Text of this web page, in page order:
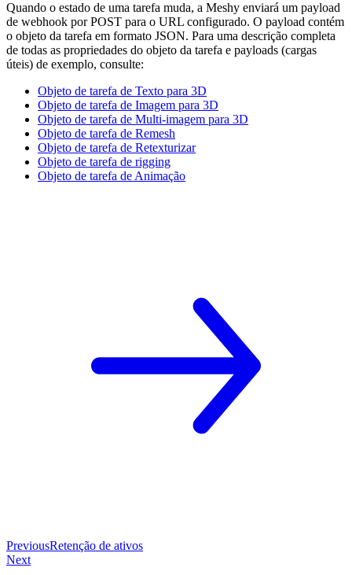
Quando o estado de uma tarefa muda, a Meshy enviará um payload
de webhook por POST para o URL configurado. O payload contém
o objeto da tarefa em formato JSON. Para uma descrição completa
de todas as propriedades do objeto da tarefa e payloads (cargas
úteis) de exemplo, consulte:
Objeto de tarefa de Texto para 3D
Objeto de tarefa de Imagem para 3D
Objeto de tarefa de Multi-imagem para 3D
Objeto de tarefa de Remesh
Objeto de tarefa de Retexturizar
Objeto de tarefa de rigging
Objeto de tarefa de Animação
PreviousRetenção de ativos
Next